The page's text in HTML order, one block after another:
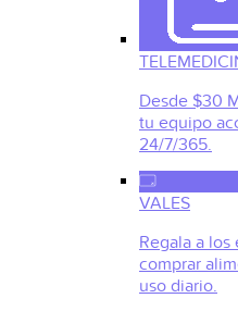
Desde $30
tu equipo
24/7/365.
VALES
Regala a
comprar
uso diario.